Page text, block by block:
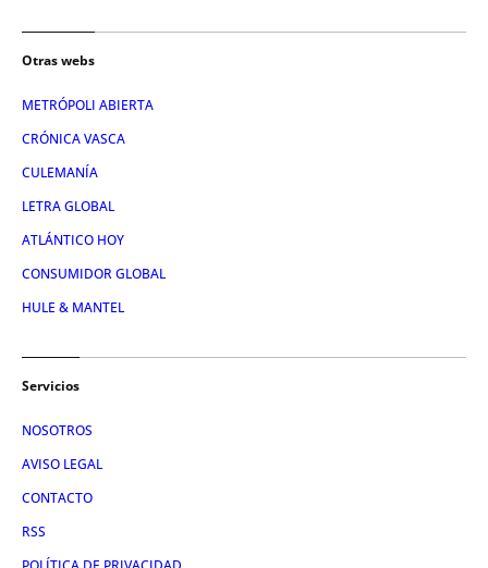
Otras webs
METRÓPOLI ABIERTA
CRÓNICA VASCA
CULEMANÍA
LETRA GLOBAL
ATLÁNTICO HOY
CONSUMIDOR GLOBAL
HULE & MANTEL
Servicios
NOSOTROS
AVISO LEGAL
CONTACTO
RSS